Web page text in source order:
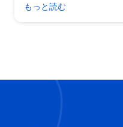
もっと読む